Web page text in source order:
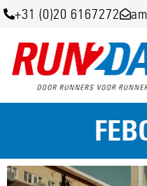
+31 (0)20 6167272